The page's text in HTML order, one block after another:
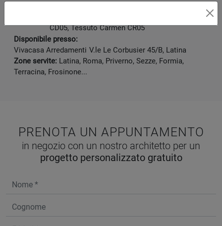
CD05, Tessuto Carmen CR05
Disponibile presso:
Vivacasa Arredamenti V.le Le Corbusier 45/B, Latina
Zone servite: Latina, Roma, Priverno, Sezze, Formia,
Terracina, Frosinone...
PRENOTA UN APPUNTAMENTO
in negozio con un nostro architetto per un
progetto personalizzato gratuito